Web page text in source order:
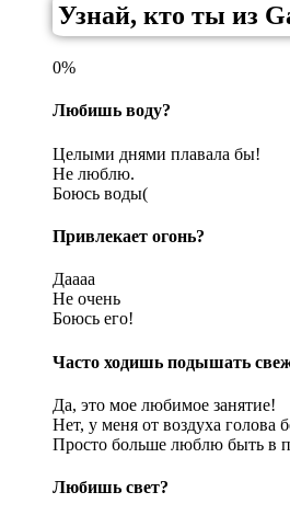
Узнай, кто ты из
0%
Любишь воду?
Целыми днями плавала бы!
Не люблю.
Боюсь воды(
Привлекает огонь?
Даааа
Не очень
Боюсь его!
Часто ходишь подышать
Да, это мое любимое занятие!
Нет, у меня от воздуха голова
Просто больше люблю быть в
Любишь свет?